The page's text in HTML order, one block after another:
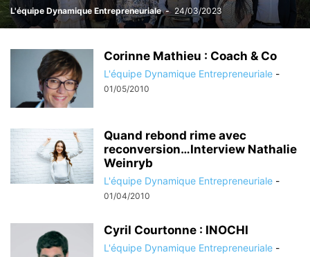
L'équipe Dynamique Entrepreneuriale - 24/03/2023
Corinne Mathieu : Coach & Co
L'équipe Dynamique Entrepreneuriale -
01/05/2010
Quand rebond rime avec
reconversion…Interview Nathalie
Weinryb
L'équipe Dynamique Entrepreneuriale -
01/04/2010
Cyril Courtonne : INOCHI
L'équipe Dynamique Entrepreneuriale -